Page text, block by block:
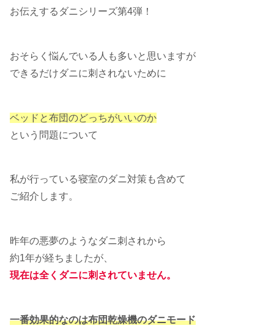
お伝えするダニシリーズ第4弾！
おそらく悩んでいる人も多いと思いますが
できるだけダニに刺されないために
ベッドと布団のどっちがいいのか
という問題について
私が行っている寝室のダニ対策も含めて
ご紹介します。
昨年の悪夢のようなダニ刺されから
約1年が経ちましたが、
現在は全くダニに刺されていません。
一番効果的なのは布団乾燥機のダニモード